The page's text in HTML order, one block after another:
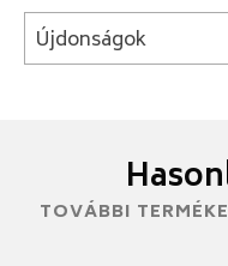
Újdonságok
TOVÁBBI